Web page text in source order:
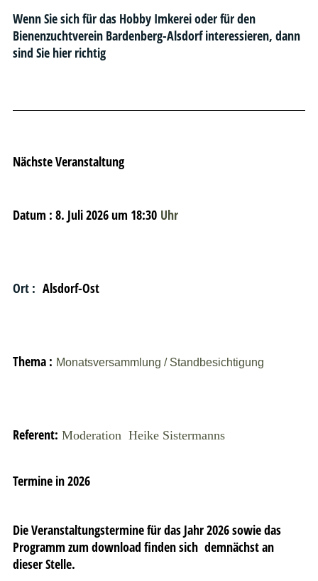
Wenn Sie sich für das Hobby Imkerei oder für den
Bienenzuchtverein Bardenberg-Alsdorf interessieren, dann
sind Sie hier richtig
Nächste Veranstaltung
Datum : 8. Juli 2026 um 18:30 Uhr
Ort : Alsdorf-Ost
Thema : Monatsversammlung / Standbesichtigung
Referent: Moderation Heike Sistermanns
Termine in 2026
Die Veranstaltungstermine für das Jahr 2026 sowie das
Programm zum download finden sich demnächst an
dieser Stelle.